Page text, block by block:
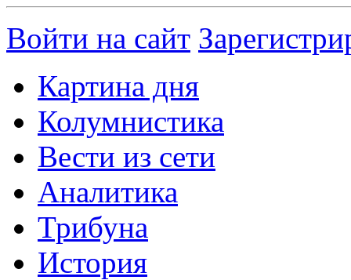
Войти на сайт
Картина дня
Колумнистика
Вести из сети
Аналитика
Трибуна
История